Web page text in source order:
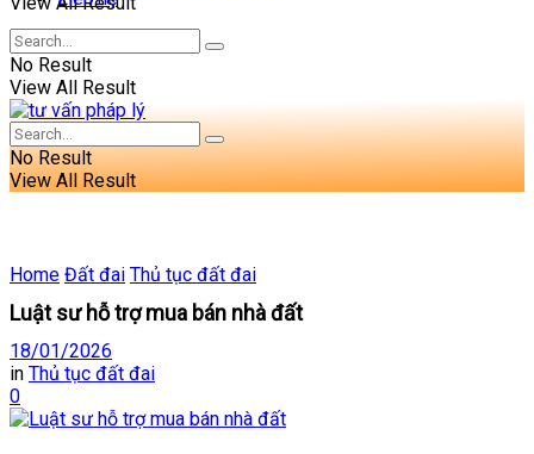
No Result
View All Result
No Result
View All Result
Home Đất đai Thủ tục đất đai
Luật sư hỗ trợ mua bán nhà đất
18/01/2026
in Thủ tục đất đai
0